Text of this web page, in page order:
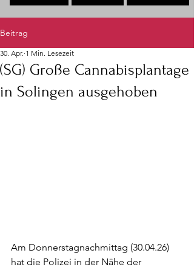
Beitrag
(SG) Große Cannabisplantage
in Solingen ausgehoben
30. Apr. 1 Min. Lesezeit
Am Donnerstagnachmittag (30.04.26)
hat die Polizei in der Nähe der